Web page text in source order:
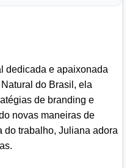
dedicada e apaixonada
do Brasil, ela
de branding e
novas maneiras de
do trabalho, Juliana adora